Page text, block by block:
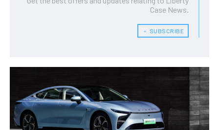
PUBLIC OPINION
PUBLIC OPINION
PUBLIC OPINION
Case News.
﹢ SUBSCRIBE